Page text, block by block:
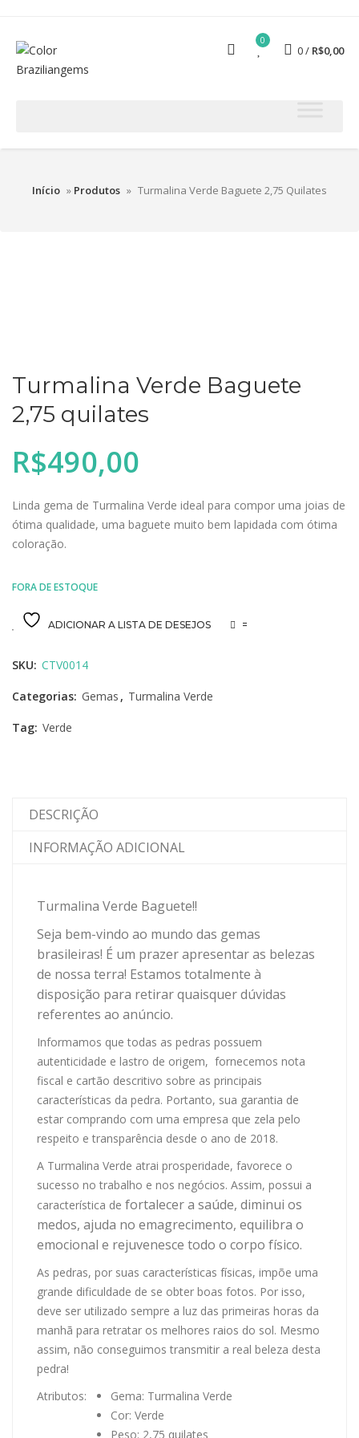
0
0 R$0,00
Início » Produtos » Turmalina Verde Baguete 2,75 Quilates
Turmalina Verde Baguete
2,75 quilates
R$490,00
Linda gema de Turmalina Verde ideal para compor uma joias de
ótima qualidade, uma baguete muito bem lapidada com ótima
coloração.
FORA DE ESTOQUE
ADICIONAR A LISTA DE DESEJOS =
SKU: CTV0014
Categorias: Gemas , Turmalina Verde
Tag: Verde
DESCRIÇÃO
INFORMAÇÃO ADICIONAL
Turmalina Verde Baguete!!
Seja bem-vindo ao mundo das gemas
brasileiras! É um prazer apresentar as belezas
de nossa terra! Estamos totalmente à
disposição para retirar quaisquer dúvidas
referentes ao anúncio.
Informamos que todas as pedras possuem
autenticidade e lastro de origem, fornecemos nota
fiscal e cartão descritivo sobre as principais
características da pedra. Portanto, sua garantia de
estar comprando com uma empresa que zela pelo
respeito e transparência desde o ano de 2018.
A Turmalina Verde atrai prosperidade, favorece o
sucesso no trabalho e nos negócios. Assim, possui a
característica de fortalecer a saúde, diminui os
medos, ajuda no emagrecimento, equilibra o
emocional e rejuvenesce todo o corpo físico.
As pedras, por suas características físicas, impõe uma
grande dificuldade de se obter boas fotos. Por isso,
deve ser utilizado sempre a luz das primeiras horas da
manhã para retratar os melhores raios do sol. Mesmo
assim, não conseguimos transmitir a real beleza desta
pedra!
Atributos:
Gema: Turmalina Verde
Cor: Verde
Peso: 2,75 quilates